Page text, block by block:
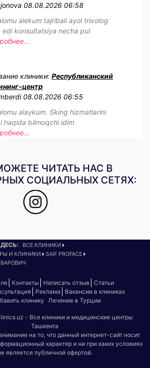
08.08.2026 06:58
alekum tajribali ayol trixolog
edi konsultatsiya necha pul
клиники: Республиканский
центр
08.08.2026 06:55
alaykum. Sking hizmatlarini
haqida bilmoqchi idim
ЧИТАТЬ НАС В
СОЦИАЛЬНЫХ СЕТЯХ:
ВСЕ КЛИНИКИ
И КЛИНИКИ
SAIF PROFACE
Контакты Написать отзыв
Статьи
Реклама
Вакансии в клиниках
клинику
Лечение в Турции
- Все клиники и медицинские центры
Ташкента
на то, что данный интернет-сайт носит
характер и ни при каких условиях
является публичной офертой.